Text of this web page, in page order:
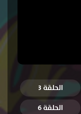
الحلقة 3
الحلقة 6